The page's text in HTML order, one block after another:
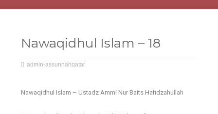
Nawaqidhul Islam – 18
admin-assunnahqatar
Nawaqidhul Islam – Ustadz Ammi Nur Baits Hafidzahullah